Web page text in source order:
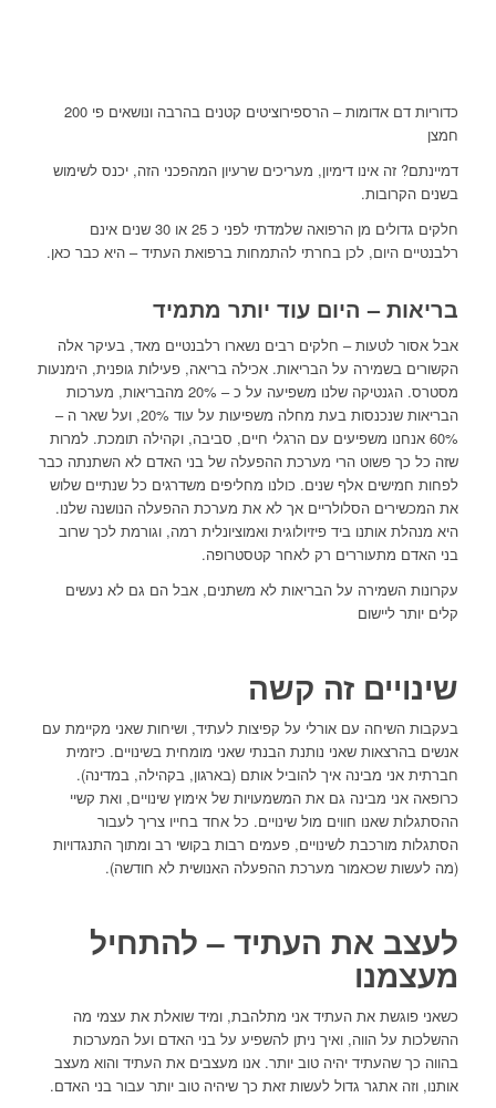
כדוריות דם אדומות – הרספירוציטים קטנים בהרבה ונושאים פי 200
חמצן
דמיינתם? זה אינו דימיון, מעריכים שרעיון המהפכני הזה, יכנס לשימוש
בשנים הקרובות.
חלקים גדולים מן הרפואה שלמדתי לפני כ 25 או 30 שנים אינם
רלבנטיים היום, לכן בחרתי להתמחות ברפואת העתיד – היא כבר כאן.
בריאות – היום עוד יותר מתמיד
אבל אסור לטעות – חלקים רבים נשארו רלבנטיים מאד, בעיקר אלה
הקשורים בשמירה על הבריאות. אכילה בריאה, פעילות גופנית, הימנעות
מסטרס. הגנטיקה שלנו משפיעה על כ – 20% מהבריאות, מערכות
הבריאות שנכנסות בעת מחלה משפיעות על עוד 20%, ועל שאר ה –
60% אנחנו משפיעים עם הרגלי חיים, סביבה, וקהילה תומכת. למרות
שזה כל כך פשוט הרי מערכת ההפעלה של בני האדם לא השתנתה כבר
לפחות חמישים אלף שנים. כולנו מחליפים משדרגים כל שנתיים שלוש
את המכשירים הסלולריים אך לא את מערכת ההפעלה הנושנה שלנו.
היא מנהלת אותנו ביד פיזיולוגית ואמוציונלית רמה, וגורמת לכך שרוב
בני האדם מתעוררים רק לאחר קטסטרופה.
עקרונות השמירה על הבריאות לא משתנים, אבל הם גם לא נעשים
קלים יותר ליישום
שינויים זה קשה
בעקבות השיחה עם אורלי על קפיצות לעתיד, ושיחות שאני מקיימת עם
אנשים בהרצאות שאני נותנת הבנתי שאני מומחית בשינויים. כיזמית
חברתית אני מבינה איך להוביל אותם (בארגון, בקהילה, במדינה).
כרופאה אני מבינה גם את המשמעויות של אימוץ שינויים, ואת קשיי
ההסתגלות שאנו חווים מול שינויים. כל אחד בחייו צריך לעבור
הסתגלות מורכבת לשינויים, פעמים רבות בקושי רב ומתוך התנגדויות
(מה לעשות שכאמור מערכת ההפעלה האנושית לא חודשה).
לעצב את העתיד – להתחיל
מעצמנו
כשאני פוגשת את העתיד אני מתלהבת, ומיד שואלת את עצמי מה
ההשלכות על הווה, ואיך ניתן להשפיע על בני האדם ועל המערכות
בהווה כך שהעתיד יהיה טוב יותר. אנו מעצבים את העתיד והוא מעצב
אותנו, וזה אתגר גדול לעשות זאת כך שיהיה טוב יותר עבור בני האדם.